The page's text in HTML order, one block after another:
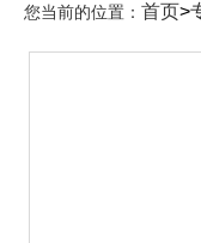
您当前的位置： 首页>